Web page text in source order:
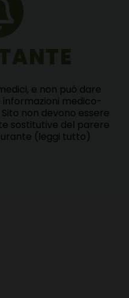
e non può dare
informazioni medico-
non devono essere
sostitutive del parere
(leggi tutto)